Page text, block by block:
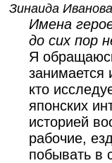
Зинаида
Имена
до сих пор
Я
занимается
кто
японских
историей
рабочие,
побывать в